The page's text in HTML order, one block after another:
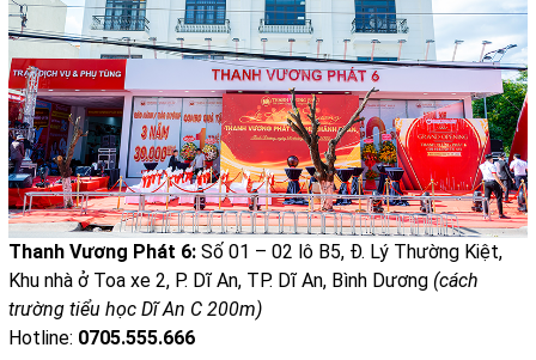
Thanh Vương Phát 6: Số 01 – 02 lô B5, Đ. Lý Thường Kiệt,
Khu nhà ở Toa xe 2, P. Dĩ An, TP. Dĩ An, Bình Dương (cách
trường tiểu học Dĩ An C 200m)
Hotline: 0705.555.666